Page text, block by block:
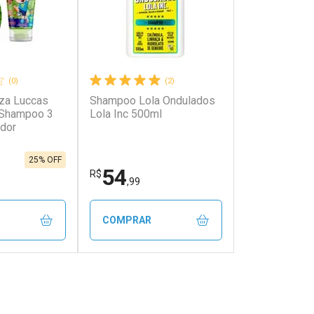
(0)
Luccas
3
25% OFF
(2)
Shampoo Lola Ondulados
Lola Inc 500ml
R$54,99
COMPRAR